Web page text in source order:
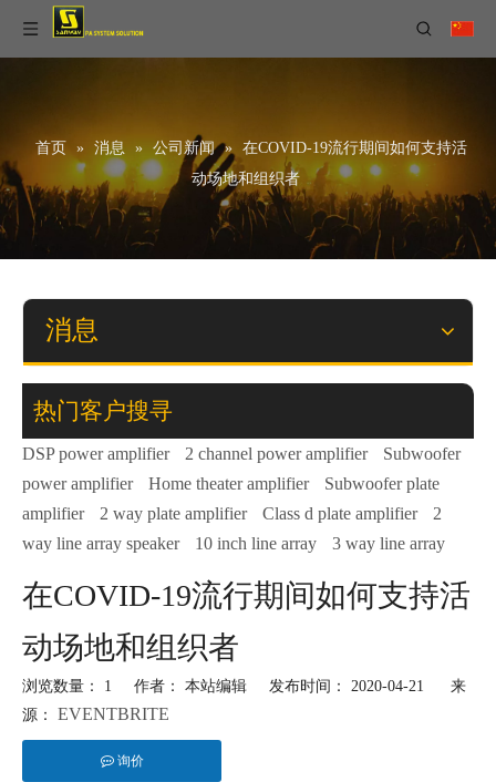
首页 » 消息 » 公司新闻 » 在COVID-19流行期间如何支持活
动场地和组织者
消息
热门客户搜寻
DSP power amplifier 2 channel power amplifier
Subwoofer
power amplifier
Home theater amplifier
Subwoofer plate
amplifier
2 way plate amplifier Class d plate amplifier
2
way line array speaker
10 inch line array 3 way line array
在COVID-19流行期间如何支持活
动场地和组织者
浏览数量： 1 作者： 本站编辑 发布时间： 2020-04-21 来
源： EVENTBRITE
询价